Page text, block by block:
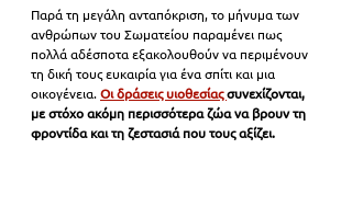
Παρά τη μεγάλη ανταπόκριση, το μήνυμα των
ανθρώπων του Σωματείου παραμένει πως
πολλά αδέσποτα εξακολουθούν να περιμένουν
τη δική τους ευκαιρία για ένα σπίτι και μια
οικογένεια. Οι δράσεις υιοθεσίας συνεχίζονται,
με στόχο ακόμη περισσότερα ζώα να βρουν τη
φροντίδα και τη ζεστασιά που τους αξίζει.